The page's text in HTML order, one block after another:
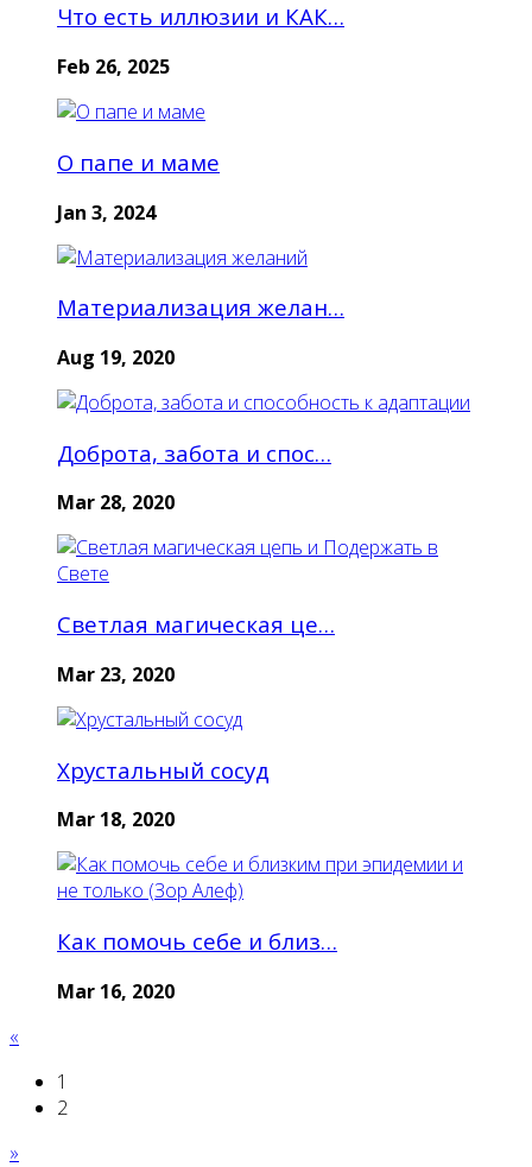
Что есть иллюзии и КАК…
Feb 26, 2025
О папе и маме
Jan 3, 2024
Материализация желан…
Aug 19, 2020
Доброта, забота и спос…
Mar 28, 2020
Светлая магическая це…
Mar 23, 2020
Хрустальный сосуд
Mar 18, 2020
Как помочь себе и близ…
Mar 16, 2020
«
1
2
»